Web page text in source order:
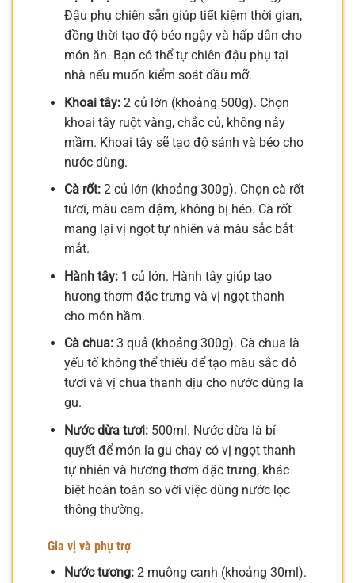
Đậu phụ chiên sẵn giúp tiết kiệm thời gian,
đồng thời tạo độ béo ngậy và hấp dẫn cho
món ăn. Bạn có thể tự chiên đậu phụ tại
nhà nếu muốn kiểm soát dầu mỡ.
Khoai tây:2 củ lớn (khoảng 500g). Chọn
khoai tây ruột vàng, chắc củ, không nảy
mầm. Khoai tây sẽ tạo độ sánh và béo cho
nước dùng.
Cà rốt:2 củ lớn (khoảng 300g). Chọn cà rốt
tươi, màu cam đậm, không bị héo. Cà rốt
mang lại vị ngọt tự nhiên và màu sắc bắt
mắt.
Hành tây:1 củ lớn. Hành tây giúp tạo
hương thơm đặc trưng và vị ngọt thanh
cho món hầm.
Cà chua:3 quả (khoảng 300g). Cà chua là
yếu tố không thể thiếu để tạo màu sắc đỏ
tươi và vị chua thanh dịu cho nước dùng la
gu.
Nước dừa tươi:500ml. Nước dừa là bí
quyết để món la gu chay có vị ngọt thanh
tự nhiên và hương thơm đặc trưng, khác
biệt hoàn toàn so với việc dùng nước lọc
thông thường.
Gia vị và phụ trợ
Nước tương:2 muỗng canh (khoảng 30ml).